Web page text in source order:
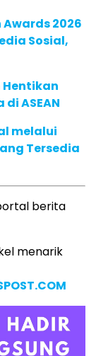
2026
Sosial,
Hentikan
ASEAN
melalui
Tersedia
berita
menarik